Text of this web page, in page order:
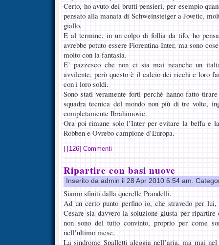
Certo, ho avuto dei brutti pensieri, per esempio
pensato alla manata di Schweinsteiger a Jovetic,
giallo.
E al termine, in un colpo di follia da tifo, ho
avrebbe potuto essere Fiorentina-Inter, ma sono
molto con la fantasia.
E’ pazzesco che non ci sia mai neanche un
avvilente, però questo è il calcio dei ricchi e loro
con i loro soldi.
Sono stati veramente forti perché hanno fatto
squadra tecnica del mondo non più di tre volte,
completamente Ibrahimovic.
Ora poi rimane solo l’Inter per evitare la beffa e
Robben e Ovrebo campione d’Europa.
[126] Commenti
Ripartire con basi nuove
Inserito da admin il 28 Apr 2010 6:54 am.
Siamo sfiniti dalla querelle Prandelli.
Ad un certo punto perfino io, che stravedo per
Cesare sia davvero la soluzione giusta per ripartire
non sono del tutto convinto, proprio per come
nell’ultimo mese.
La sindrome Spalletti aleggia nell’aria, ma mai